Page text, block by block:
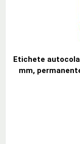
Etichete
mm,